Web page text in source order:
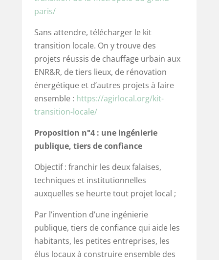
paris/
Sans attendre, télécharger le kit
transition locale. On y trouve des
projets réussis de chauffage urbain aux
ENR&R, de tiers lieux, de rénovation
énergétique et d’autres projets à faire
ensemble : https://agirlocal.org/kit-
transition-locale/
Proposition n°4 : une ingénierie
publique, tiers de confiance
Objectif : franchir les deux falaises,
techniques et institutionnelles
auxquelles se heurte tout projet local ;
Par l’invention d’une ingénierie
publique, tiers de confiance qui aide les
habitants, les petites entreprises, les
élus locaux à construire ensemble des